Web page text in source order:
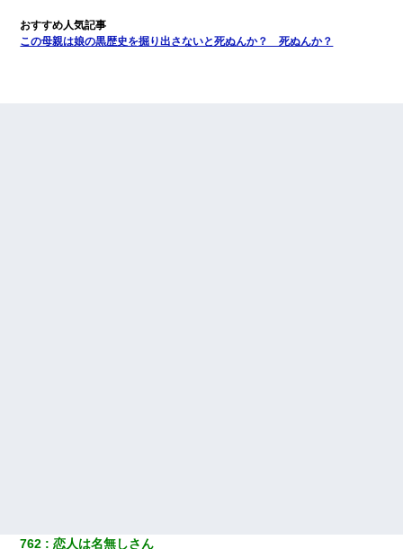
この母親は娘の黒歴史を掘り出さないと死ぬんか？ 死ぬんか？
762 恋人は名無しさん